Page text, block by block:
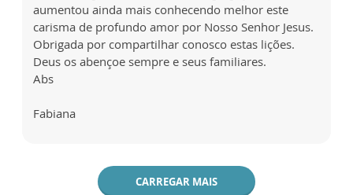
aumentou ainda mais conhecendo melhor este
carisma de profundo amor por Nosso Senhor Jesus.
Obrigada por compartilhar conosco estas lições.
Deus os abençoe sempre e seus familiares.
Abs
Fabiana
CARREGAR MAIS